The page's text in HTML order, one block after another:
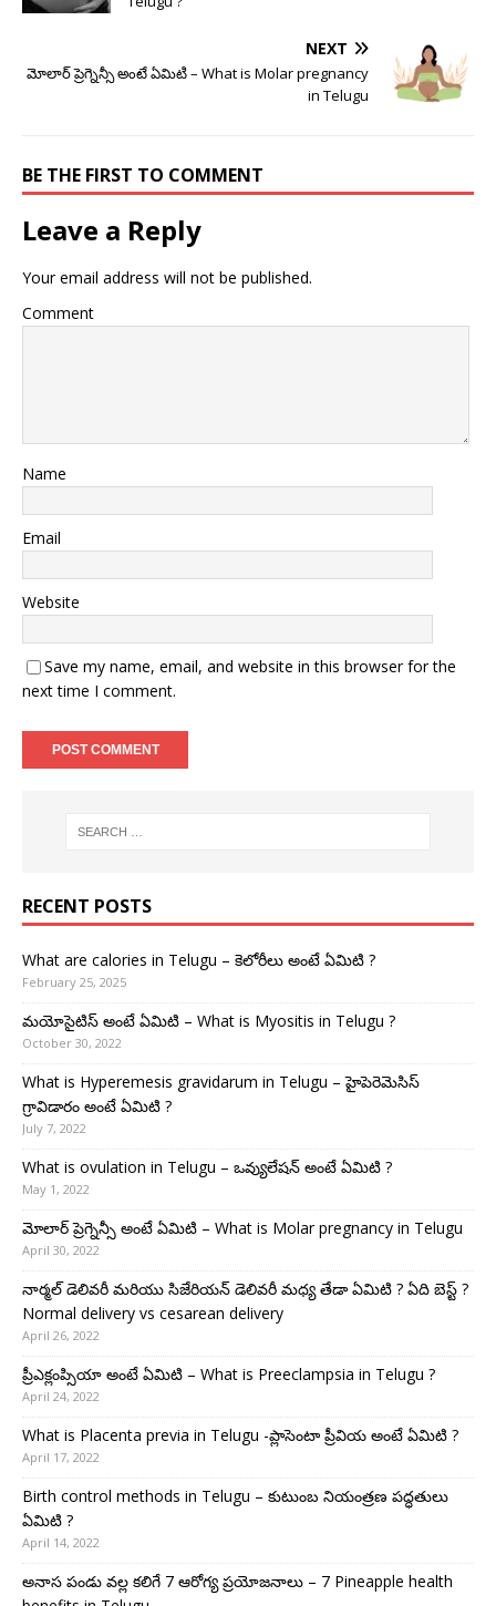
NEXT
మోలార్ ప్రెగ్నెన్సీ అంటే ఏమిటి – What is Molar pregnancy
in Telugu
BE THE FIRST TO COMMENT
Leave a Reply
Your email address will not be published.
Comment
Name
Email
Website
Save my name, email, and website in this browser for the
next time I comment.
RECENT POSTS
What are calories in Telugu – కెలోరీలు అంటే ఏమిటి ?
February 25, 2025
మయోసైటిస్ అంటే ఏమిటి – What is Myositis in Telugu ?
October 30, 2022
What is Hyperemesis gravidarum in Telugu – హైపెరెమెసిస్
గ్రావిడారం అంటే ఏమిటి ?
July 7, 2022
What is ovulation in Telugu – ఒవ్యులేషన్ అంటే ఏమిటి ?
May 1, 2022
మోలార్ ప్రెగ్నెన్సీ అంటే ఏమిటి – What is Molar pregnancy in Telugu
April 30, 2022
నార్మల్ డెలివరీ మరియు సిజేరియన్ డెలివరీ మధ్య తేడా ఏమిటి ? ఏది బెస్ట్ ?
Normal delivery vs cesarean delivery
April 26, 2022
ప్రీఎక్లంప్సియా అంటే ఏమిటి – What is Preeclampsia in Telugu ?
April 24, 2022
What is Placenta previa in Telugu -ప్లాసెంటా ప్రీవియ అంటే ఏమిటి ?
April 17, 2022
Birth control methods in Telugu – కుటుంబ నియంత్రణ పద్ధతులు
ఏమిటి ?
April 14, 2022
అనాస పండు వల్ల కలిగే 7 ఆరోగ్య ప్రయోజనాలు – 7 Pineapple health